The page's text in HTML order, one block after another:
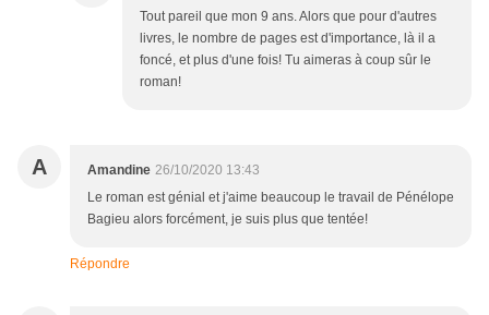
Tout pareil que mon 9 ans. Alors que pour d'autres
livres, le nombre de pages est d'importance, là il a
foncé, et plus d'une fois! Tu aimeras à coup sûr le
roman!
A Amandine 26/10/2020 13:43
Le roman est génial et j'aime beaucoup le travail de Pénélope
Bagieu alors forcément, je suis plus que tentée!
Répondre